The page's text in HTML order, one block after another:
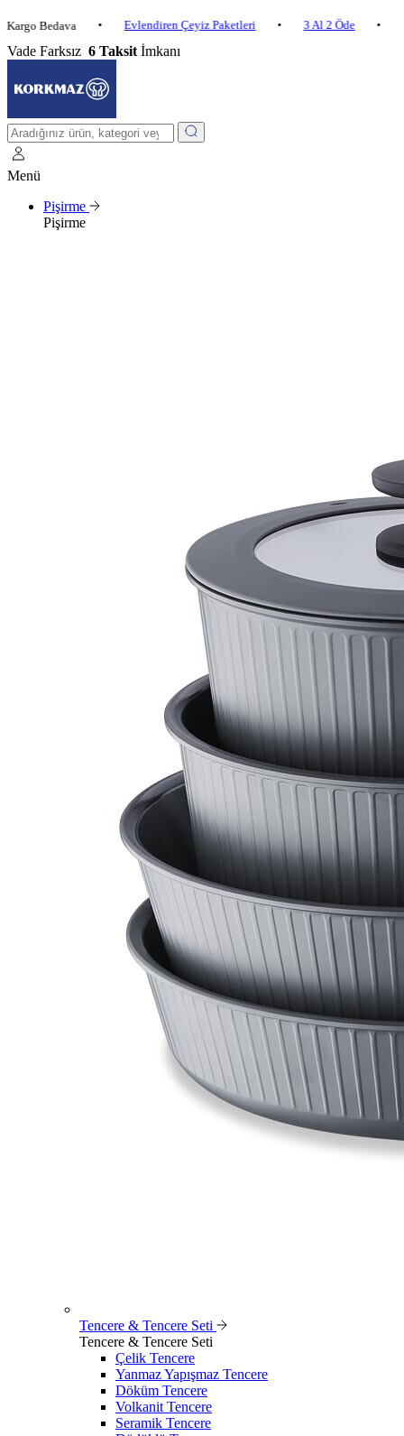
Bedava • Evlendiren Çeyiz Paketleri • 3 Al 2 Öde •
Vade Farksız 6 Taksit İmkanı
Menü
Pişirme
Pişirme
Tencere & Tencere Seti
Tencere & Tencere Seti
Çelik Tencere
Yanmaz Yapışmaz Tencere
Döküm Tencere
Volkanit Tencere
Seramik Tencere